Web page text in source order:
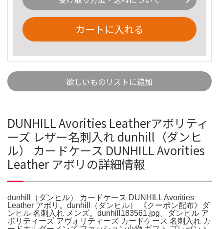
カートに入れる
欲しいものリストに追加
DUNHILL Avorities Leatherアボリティ
ーズ レザー名刺入れ dunhill（ダンヒ
ル） カードケース DUNHILL Avorities
Leather アボリの詳細情報
dunhill（ダンヒル） カードケース DUNHILL Avorities
Leather アボリ。dunhill（ダンヒル） 《クーポン配布》ダ
ンヒル 名刺入れ メンズ。dunhill183561.jpg。ダンヒル ア
ボリティーズ アヴォリティーズ カードケース 名刺入れ カ